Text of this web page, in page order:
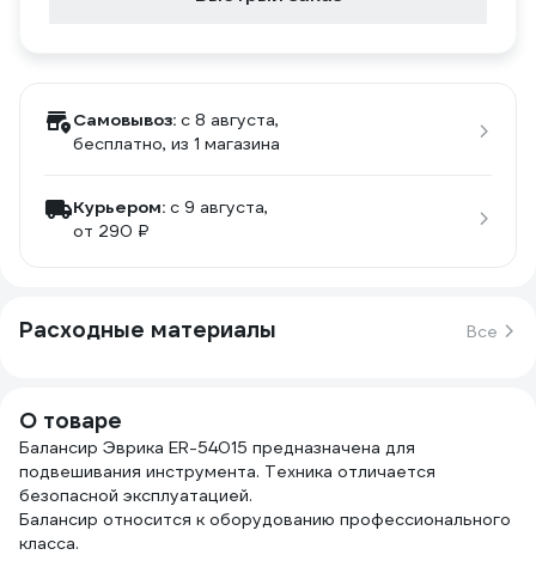
Самовывоз: c 8 августа,
бесплатно, из 1 магазина
Курьером: c 9 августа,
от 290 ₽
Расходные материалы Все
О товаре
Балансир Эврика ER-54015 предназначена для
подвешивания инструмента. Техника отличается
безопасной эксплуатацией.
Балансир относится к оборудованию профессионального
класса.